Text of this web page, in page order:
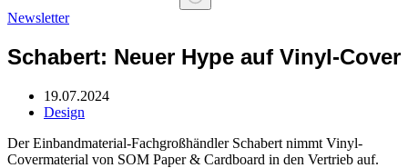
Newsletter
Schabert: Neuer Hype auf Vinyl-Cover
19.07.2024
Design
Der Einbandmaterial-Fachgroßhändler Schabert nimmt Vinyl-
Covermaterial von SOM Paper & Cardboard in den Vertrieb auf.